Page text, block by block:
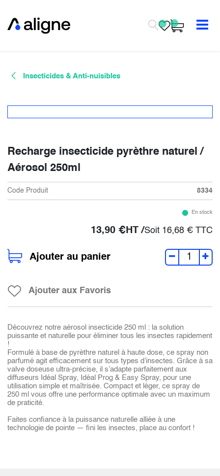
Insecticides & Anti-nuisibles
Recharge insecticide pyrèthre naturel /
Aérosol 250ml
Code Produit 8334
En stock
13,90 €HT /Soit 16,68 € TTC
Ajouter au panier
Ajouter aux Favoris
Découvrez notre aérosol insecticide 250 ml : la solution
puissante et naturelle pour éliminer tous les insectes rapidement
!
Formulé à base de pyrèthre naturel à haute dose, ce spray non
parfumé agit efficacement sur tous types d’insectes. Grâce à sa
valve doseuse ultra-précise, il s’adapte parfaitement aux
diffuseurs Idéal Spray, Idéal Prog & Easy Spray, pour une
utilisation simple et maîtrisée. Compact et léger, ce spray de
250 ml vous offre une performance optimale avec un maximum
de praticité.
Faites confiance à la puissance naturelle alliée à une
technologie de pointe — fini les insectes, place au confort !